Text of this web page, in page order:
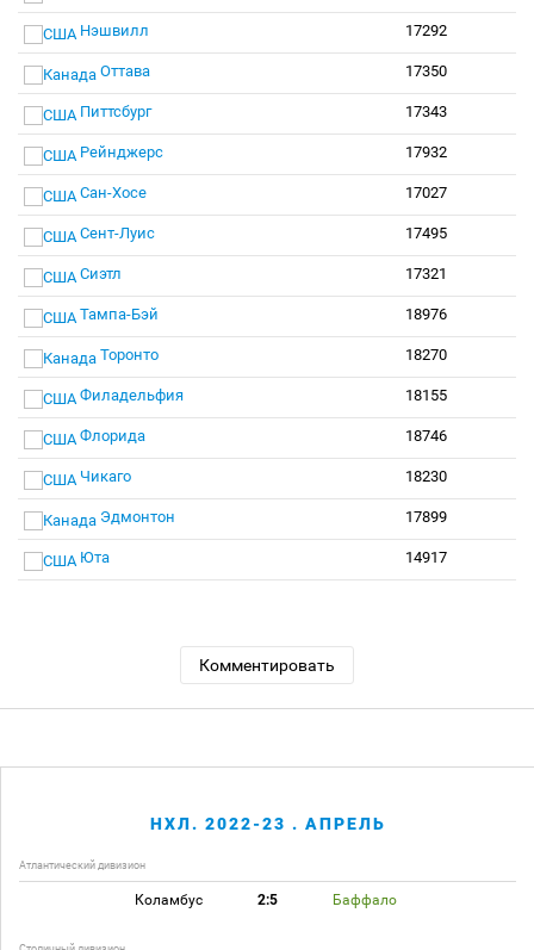
Нэшвилл 17292
Оттава 17350
Питтсбург 17343
Рейнджерс 17932
Сан-Хосе 17027
Сент-Луис 17495
Сиэтл 17321
Тампа-Бэй 18976
Торонто 18270
Филадельфия 18155
Флорида 18746
Чикаго 18230
Эдмонтон 17899
Юта 14917
Комментировать
НХЛ. 2022-23 . АПРЕЛЬ
Атлантический дивизион
Коламбус 2:5 Баффало